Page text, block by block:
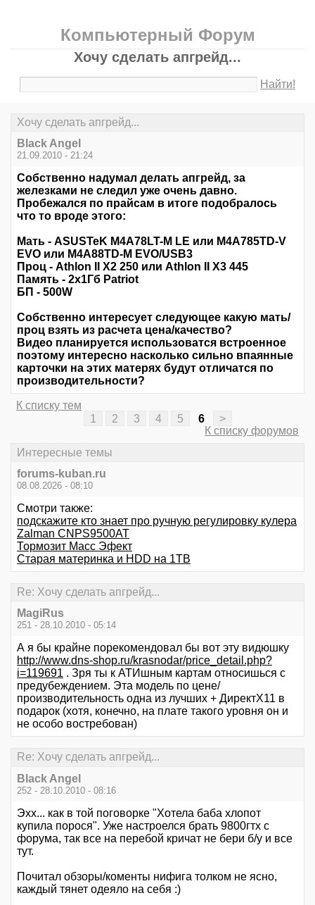
Компьютерный Форум
Хочу сделать апгрейд...
Найти!
Хочу сделать апгрейд...
Black Angel
21.09.2010 - 21:24
Собственно надумал делать апгрейд, за
железками не следил уже очень давно.
Пробежался по прайсам в итоге подобралось
что то вроде этого:
Мать - ASUSTeK M4A78LT-M LE или M4A785TD-V
EVO или M4A88TD-M EVO/USB3
Проц - Athlon II X2 250 или Athlon II X3 445
Память - 2х1Гб Patriot
БП - 500W
Собственно интересует следующее какую мать/
проц взять из расчета цена/качество?
Видео планируется использоватся встроенное
поэтому интересно насколько сильно впаянные
карточки на этих матерях будут отличатся по
производительности?
К списку тем
1
2 3 4 5 6
>
К списку форумов
Интересные темы
forums-kuban.ru
08.08.2026 - 08:10
Смотри также:
подскажите кто знает про ручную регулировку кулера
Zalman CNPS9500AT
Тормозит Масс Эфект
Старая материнка и HDD на 1TB
Re: Хочу сделать апгрейд...
MagiRus
251 - 28.10.2010 - 05:14
А я бы крайне порекомендовал бы вот эту видюшку
http://www.dns-shop.ru/krasnodar/price_detail.php?
i=119691 . Зря ты к АТИшным картам относишься с
предубеждением. Эта модель по цене/
производительность одна из лучших + ДиректХ11 в
подарок (хотя, конечно, на плате такого уровня он и
не особо востребован)
Re: Хочу сделать апгрейд...
Black Angel
252 - 28.10.2010 - 08:16
Эхх... как в той поговорке "Хотела баба хлопот
купила порося". Уже настроелся брать 9800гтх с
форума, так все на перебой кричат не бери б/у и все
тут.
Почитал обзоры/коменты нифига толком не ясно,
каждый тянет одеяло на себя :)